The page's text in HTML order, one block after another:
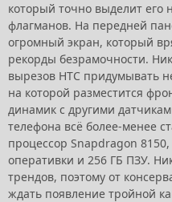
который точно выделит его
флагманов. На передней
огромный экран, который
рекорды безрамочности.
вырезов HTC придумывать
на которой разместится
динамик с другими
телефона всё более-менее
процессор Snapdragon 8150,
оперативки и 256 ГБ ПЗУ.
трендов, поэтому от
ждать появление тройной